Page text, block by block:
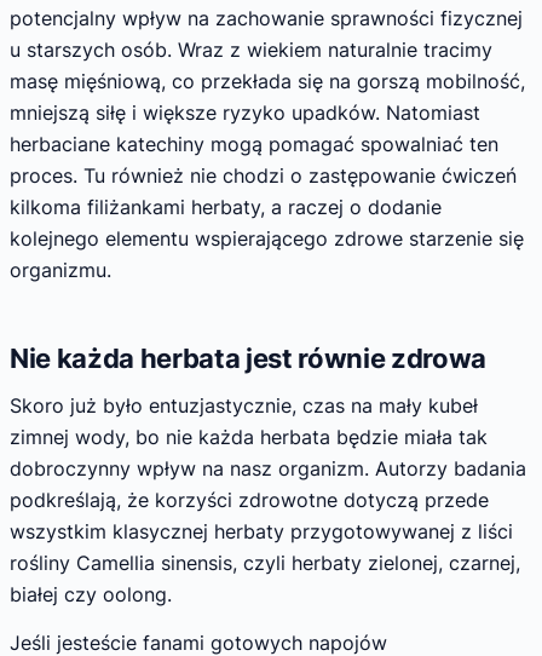
potencjalny wpływ na zachowanie sprawności fizycznej
u starszych osób. Wraz z wiekiem naturalnie tracimy
masę mięśniową, co przekłada się na gorszą mobilność,
mniejszą siłę i większe ryzyko upadków. Natomiast
herbaciane katechiny mogą pomagać spowalniać ten
proces. Tu również nie chodzi o zastępowanie ćwiczeń
kilkoma filiżankami herbaty, a raczej o dodanie
kolejnego elementu wspierającego zdrowe starzenie się
organizmu.
Nie każda herbata jest równie zdrowa
Skoro już było entuzjastycznie, czas na mały kubeł
zimnej wody, bo nie każda herbata będzie miała tak
dobroczynny wpływ na nasz organizm. Autorzy badania
podkreślają, że korzyści zdrowotne dotyczą przede
wszystkim klasycznej herbaty przygotowywanej z liści
rośliny Camellia sinensis, czyli herbaty zielonej, czarnej,
białej czy oolong.
Jeśli jesteście fanami gotowych napojów